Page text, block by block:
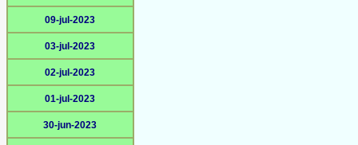
09-jul-2023
03-jul-2023
02-jul-2023
01-jul-2023
30-jun-2023